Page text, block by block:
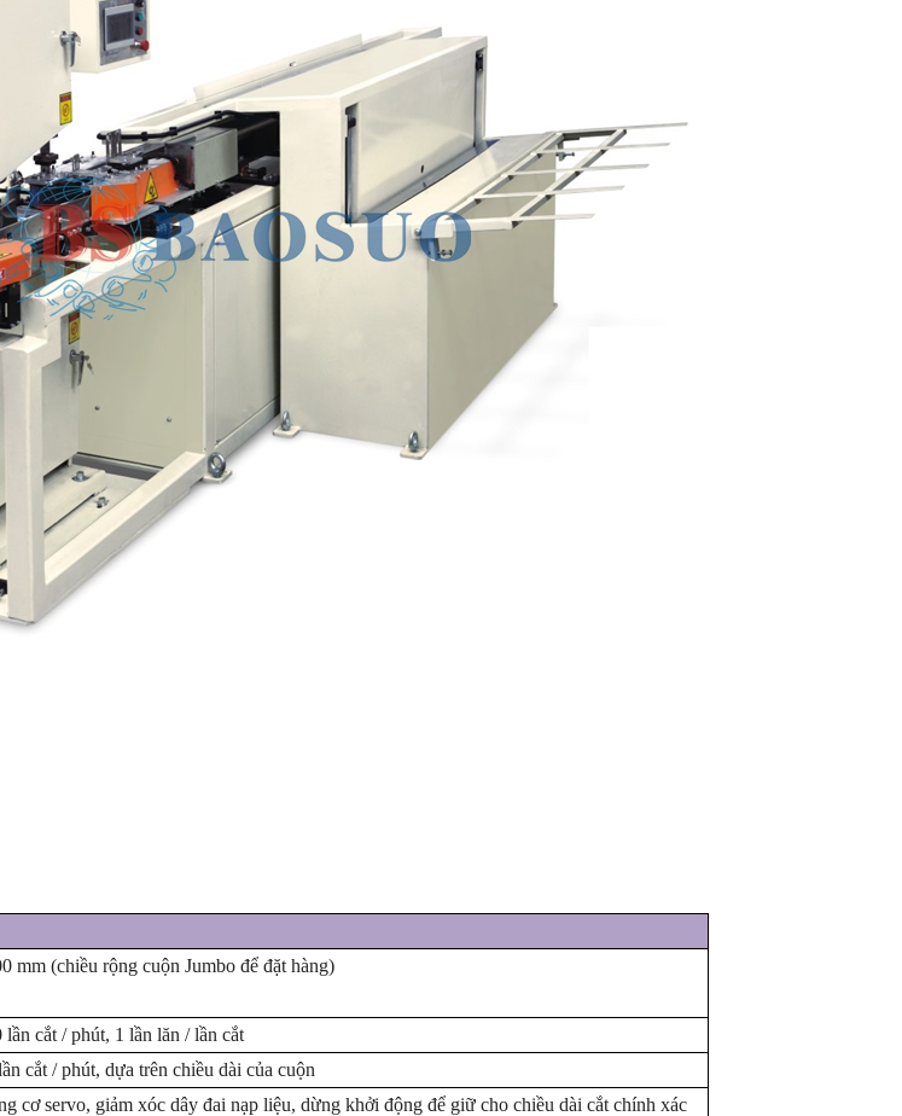
mm (chiều rộng cuộn Jumbo để đặt hàng)
lần cắt / phút, 1 lần lăn / lần cắt
cắt / phút, dựa trên chiều dài của cuộn
cơ servo, giảm xóc dây đai nạp liệu, dừng khởi động để giữ cho chiều dài cắt chính xác